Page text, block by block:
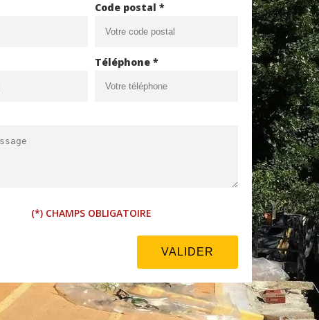
Code postal *
Téléphone *
(*) CHAMPS OBLIGATOIRE